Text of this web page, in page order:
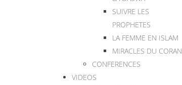
SUIVRE LES
PROPHETES
LA FEMME EN ISLAM
MIRACLES DU CORAN
CONFERENCES
VIDEOS